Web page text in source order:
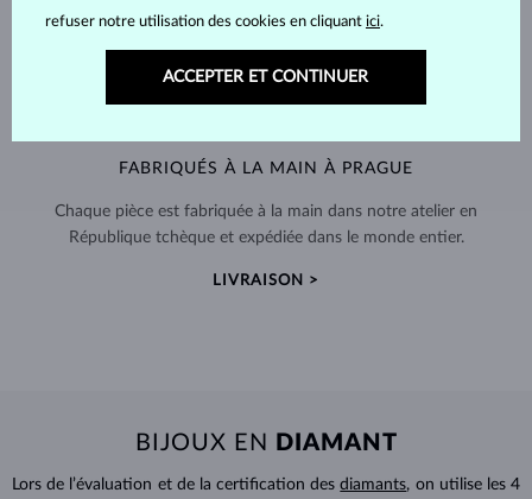
FABRIQUÉS À LA MAIN À PRAGUE
Chaque pièce est fabriquée à la main dans notre atelier en
République tchèque et expédiée dans le monde entier.
LIVRAISON >
BIJOUX EN DIAMANT
Lors de l’évaluation et de la certification desdiamants, on utilise les 4
refuser notre utilisation des cookies en cliquant ici.
ACCEPTER ET CONTINUER